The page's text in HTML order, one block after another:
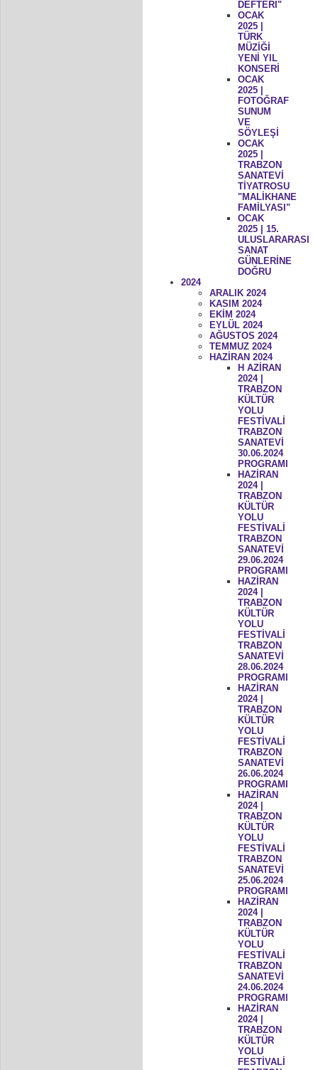
DEFTERİ"
OCAK
2025 |
TÜRK
MÜZİĞİ
YENİ YIL
KONSERİ
OCAK
2025 |
FOTOĞRAF
SUNUM
VE
SÖYLEŞİ
OCAK
2025 |
TRABZON
SANATEVİ
TİYATROSU
"MALİKHANE
FAMİLYASI"
OCAK
2025 | 15.
ULUSLARARASI
SANAT
GÜNLERİNE
DOĞRU
2024
ARALIK 2024
KASIM 2024
EKİM 2024
EYLÜL 2024
AĞUSTOS 2024
TEMMUZ 2024
HAZİRAN 2024
H AZİRAN
2024 |
TRABZON
KÜLTÜR
YOLU
FESTİVALİ
TRABZON
SANATEVİ
30.06.2024
PROGRAMI
HAZİRAN
2024 |
TRABZON
KÜLTÜR
YOLU
FESTİVALİ
TRABZON
SANATEVİ
29.06.2024
PROGRAMI
HAZİRAN
2024 |
TRABZON
KÜLTÜR
YOLU
FESTİVALİ
TRABZON
SANATEVİ
28.06.2024
PROGRAMI
HAZİRAN
2024 |
TRABZON
KÜLTÜR
YOLU
FESTİVALİ
TRABZON
SANATEVİ
26.06.2024
PROGRAMI
HAZİRAN
2024 |
TRABZON
KÜLTÜR
YOLU
FESTİVALİ
TRABZON
SANATEVİ
25.06.2024
PROGRAMI
HAZİRAN
2024 |
TRABZON
KÜLTÜR
YOLU
FESTİVALİ
TRABZON
SANATEVİ
24.06.2024
PROGRAMI
HAZİRAN
2024 |
TRABZON
KÜLTÜR
YOLU
FESTİVALİ